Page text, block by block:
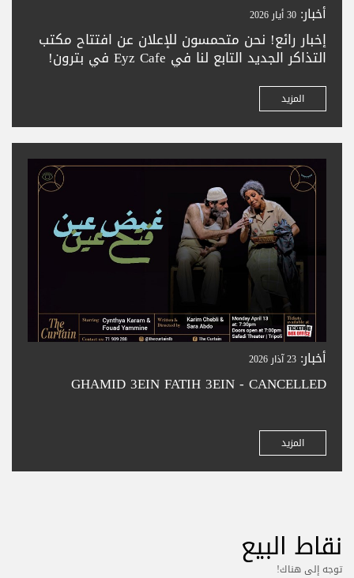
أخبار: 30 أيار 2026
إخبار رائع! نحن متحمسون للإعلان عن افتتاح مكتب
التذاكر الجديد التابع لنا في Eyz Cafe في بترون!
زورونا لشراء تذاكركم بسهولة في المدينة الجميلة
بترون. تعالوا واستمتعوا بحجز تذاكر سلس —
ونتطلع لخدمتكم
المزيد
أخبار: 23 آذار 2026
GHAMID 3EIN FATIH 3EIN - CANCELLED
المزيد
نقاط البيع
توجه إلى هناك!